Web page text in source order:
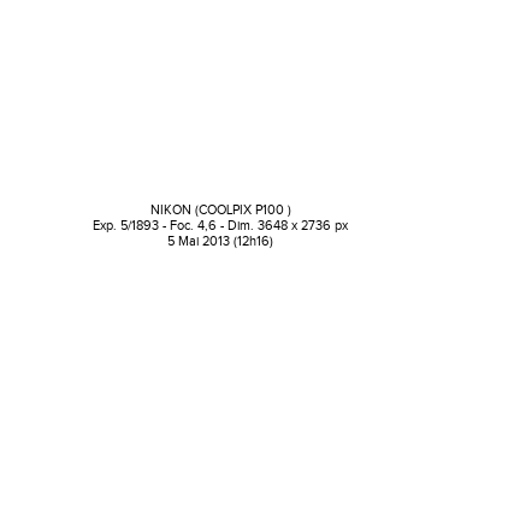
NIKON (COOLPIX P100 )
Exp. 5/1893 - Foc. 4,6 - Dim. 3648 x 2736 px
5 Mai 2013 (12h16)